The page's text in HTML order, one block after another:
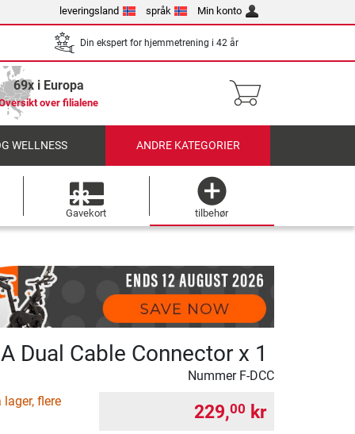
leveringsland språk Min konto
Din ekspert for hjemmetrening i 42 år
69x i Europa
over filialene
WELLNESS ANDRE KATEGORIER
Gavekort tilbehør
Dual Cable Connector x 1
Nummer F-DCC
flere
229,00 kr